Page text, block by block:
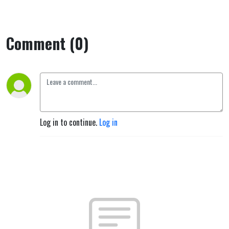
Comment (0)
Log in to continue. Log in